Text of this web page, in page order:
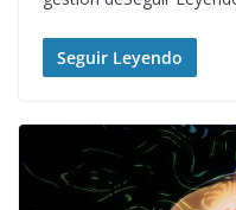
Seguir Leyendo